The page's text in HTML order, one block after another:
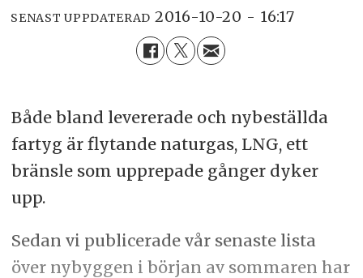
SENAST UPPDATERAD 2016-10-20 - 16:17
Både bland levererade och nybeställda
fartyg är flytande naturgas, LNG, ett
bränsle som upprepade gånger dyker
upp.
Sedan vi publicerade vår senaste lista
över nybyggen i början av sommaren har